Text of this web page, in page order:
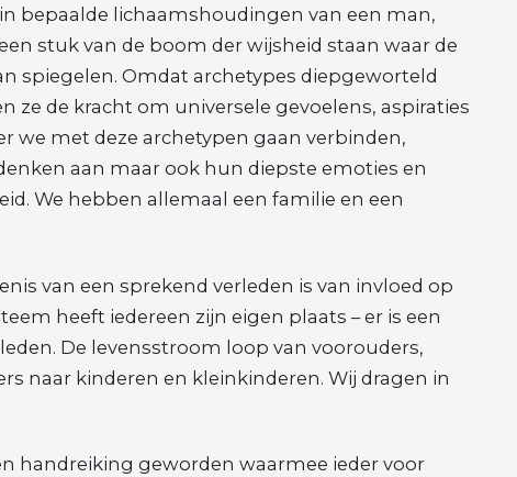
bepaalde lichaamshoudingen van een man,
stuk van de boom der wijsheid staan waar de
spiegelen. Omdat archetypes diepgeworteld
ze de kracht om universele gevoelens, aspiraties
we met deze archetypen gaan verbinden,
aan maar ook hun diepste emoties en
We hebben allemaal een familie en een
van een sprekend verleden is van invloed op
heeft iedereen zijn eigen plaats – er is een
De levensstroom loop van voorouders,
naar kinderen en kleinkinderen. Wij dragen in
handreiking geworden waarmee ieder voor